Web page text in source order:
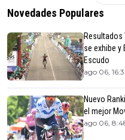
Novedades Populares
Resultados
se exhibe y
Escudo
ago 06,
Nuevo
el mejor
ago 06,